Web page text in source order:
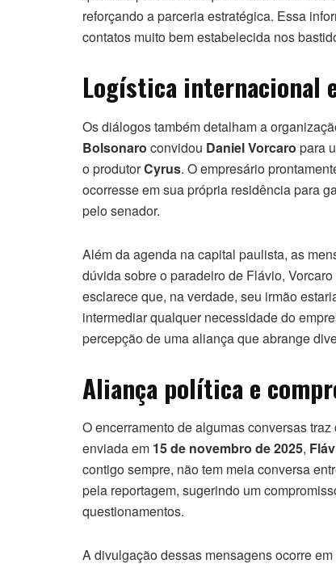
reforçando a parceria estratégica. Essa
contatos muito bem estabelecida nos
Logística internacional
Os diálogos também detalham a
Bolsonaro convidou Daniel Vorcaro para
o produtorCyrus. O empresário
ocorresse em sua própria residência para
pelo senador.
Além da agenda na capital paulista, as
dúvida sobre o paradeiro de Flávio,
esclarece que, na verdade, seu irmão
intermediar qualquer necessidade do
percepção de uma aliança que abrange
Aliança política e
O encerramento de algumas conversas
enviada em 15 de novembro de 2025,
contigo sempre, não tem meia conversa
pela reportagem, sugerindo um
questionamentos.
A divulgação dessas mensagens ocorre